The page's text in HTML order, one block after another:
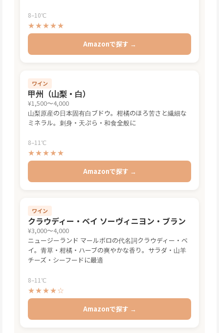
8–10℃
★★★★★
Amazonで探す →
ワイン
甲州（山梨・白）
¥1,500〜4,000
山梨原産の日本固有白ブドウ。柑橘のほろ苦さと繊細な
ミネラル。刺身・天ぷら・和食全般に
8–11℃
★★★★★
Amazonで探す →
ワイン
クラウディー・ベイ ソーヴィニヨン・ブラン
¥3,000〜4,000
ニュージーランド マールボロの代名詞クラウディー・ベ
イ。青草・柑橘・ハーブの爽やかな香り。サラダ・山羊
チーズ・シーフードに最適
8–11℃
★★★★☆
Amazonで探す →